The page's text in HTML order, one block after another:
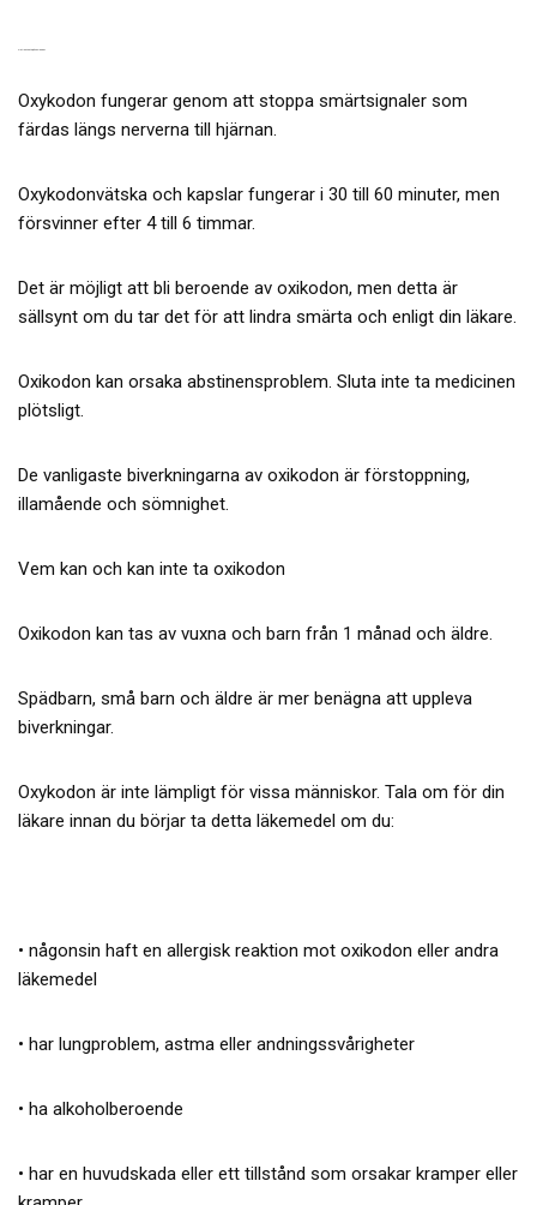
Oxykodon fungerar genom att stoppa smärtsignaler som
färdas längs nerverna till hjärnan.
Oxykodonvätska och kapslar fungerar i 30 till 60 minuter, men
försvinner efter 4 till 6 timmar.
Det är möjligt att bli beroende av oxikodon, men detta är
sällsynt om du tar det för att lindra smärta och enligt din läkare.
Oxikodon kan orsaka abstinensproblem. Sluta inte ta medicinen
plötsligt.
De vanligaste biverkningarna av oxikodon är förstoppning,
illamående och sömnighet.
Vem kan och kan inte ta oxikodon
Oxikodon kan tas av vuxna och barn från 1 månad och äldre.
Spädbarn, små barn och äldre är mer benägna att uppleva
biverkningar.
Oxykodon är inte lämpligt för vissa människor. Tala om för din
läkare innan du börjar ta detta läkemedel om du:
• någonsin haft en allergisk reaktion mot oxikodon eller andra
läkemedel
• har lungproblem, astma eller andningssvårigheter
• ha alkoholberoende
• har en huvudskada eller ett tillstånd som orsakar kramper eller